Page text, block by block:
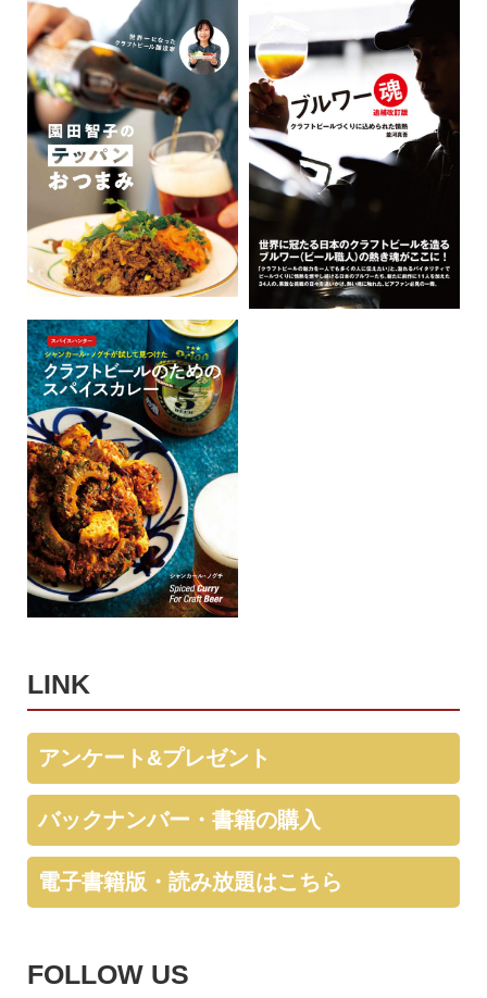
LINK
アンケート&プレゼント
バックナンバー・書籍の購入
電子書籍版・読み放題はこちら
FOLLOW US